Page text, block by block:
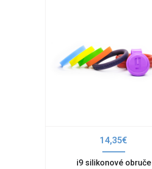
14,35€
i9 silikonové obruče